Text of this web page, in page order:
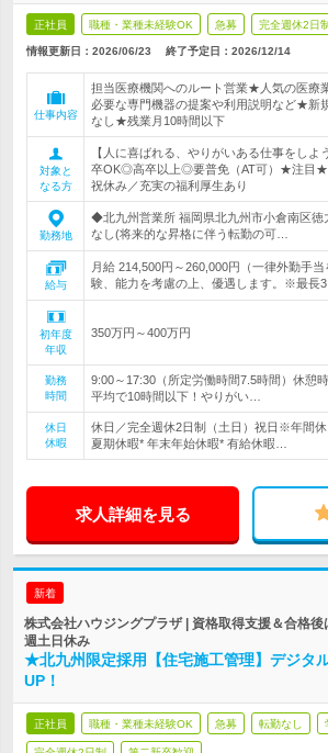
正社員 職種・業種未経験OK 急募 完全週休2日制
情報更新日：2026/06/23 終了予定日： 2026/12/14
仕事内容
担当医療機関へのルート営業★人気の医療
必要な専門機器の提案や利用説明など★新
なし★残業月10時間以下
対象と
なる方
【人に喜ばれる、やりがいある仕事をし
卒OK◎高卒以上◎要普免（AT可）★注目★
祝休み／充実の福利厚生あり
勤務地
◆北九州営業所 福岡県北九州市小倉南区
なし(将来的な昇格に伴う転勤の可…
給与
月給 214,500円～260,000円（一律外勤手
験、能力を考慮の上、優遇します。※最長3
初年度
年収
350万円～400万円
勤務
時間
9:00～17:30（所定労働時間7.5時間）休憩
平均で10時間以下！やりがい…
休日
休暇
休日／完全週休2日制（土日）祝日※年間
夏期休暇* 年末年始休暇* 有給休暇…
求人詳細を見る
新着
株式会社ハウジングプラザ | 資格取得支援＆合格
週土日休み
★北九州限定採用【住宅施工管理】デジタ
UP！
正社員 職種・業種未経験OK 急募 転勤なし